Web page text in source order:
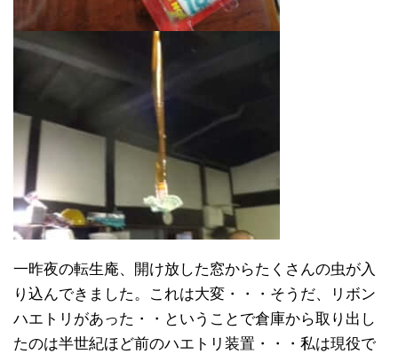
一昨夜の転生庵、開け放した窓からたくさんの虫が入
り込んできました。これは大変・・・そうだ、リボン
ハエトリがあった・・ということで倉庫から取り出し
たのは半世紀ほど前のハエトリ装置・・・私は現役で